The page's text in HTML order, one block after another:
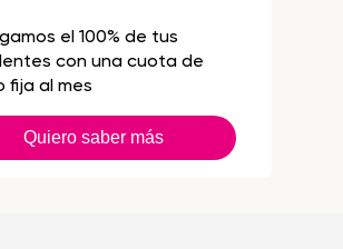
el 100% de tus
con una cuota de
fija al mes
Quiero saber más